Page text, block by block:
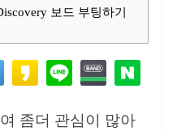
보드 부팅하기
좀더 관심이 많아